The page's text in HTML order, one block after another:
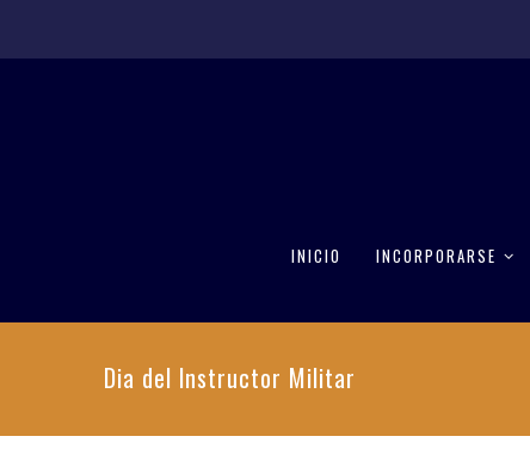
INICIO INCORPORARSE
Dia del Instructor Militar